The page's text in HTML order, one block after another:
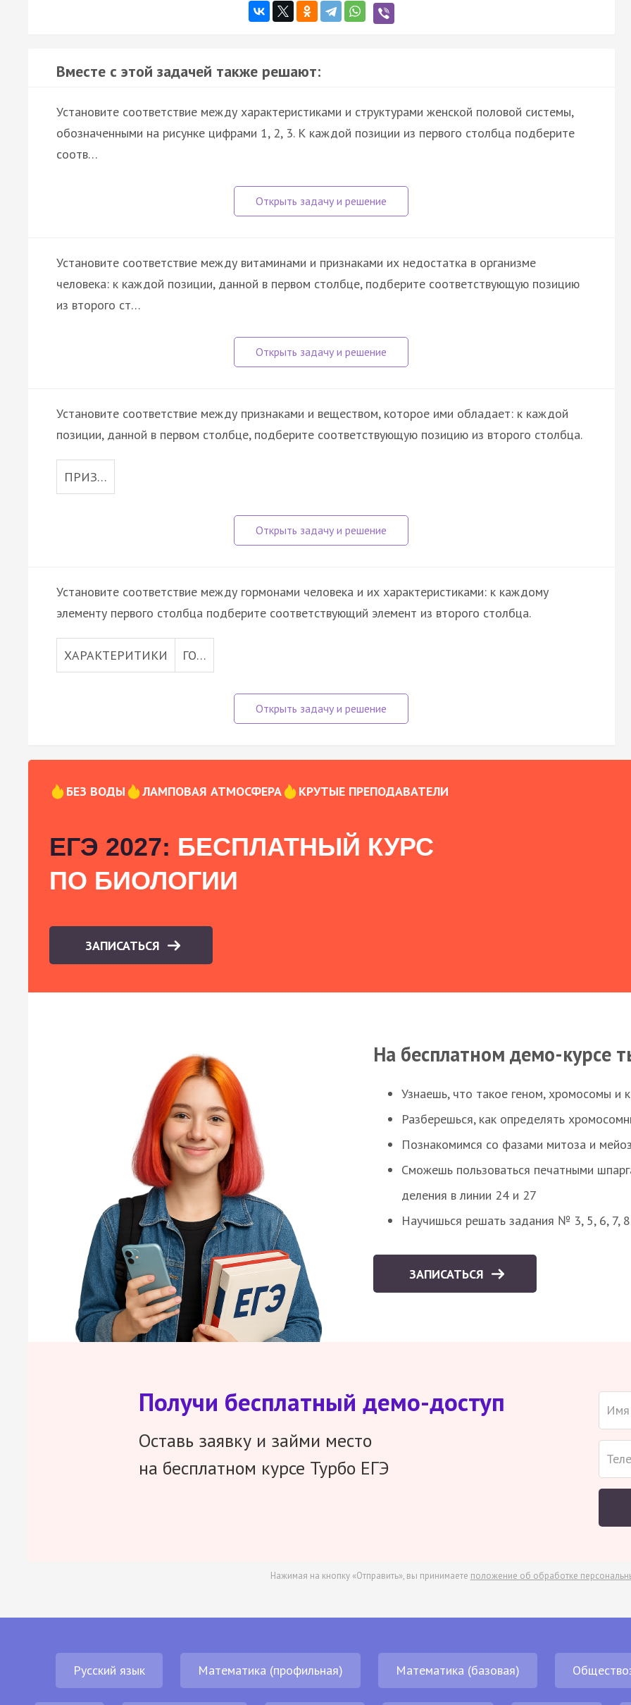
Вместе с этой задачей также решают:
Установите соответствие между характеристиками и структурами женской половой системы,
обозначенными на рисунке цифрами 1, 2, 3. К каждой позиции из первого столбца подберите
соотв…
Установите соответствие между витаминами и признаками их недостатка в организме
человека: к каждой позиции, данной в первом столбце, подберите соответствующую позицию
из второго ст…
Установите соответствие между признаками и веществом, которое ими обладает: к каждой
позиции, данной в первом столбце, подберите соответствующую позицию из второго столбца.
ПРИЗ…
Установите соответствие между гормонами человека и их характеристиками: к каждому
элементу первого столбца подберите соответствующий элемент из второго столбца.
ХАРАКТЕРИТИКИ ГО…
БЕЗ ВОДЫ ЛАМПОВАЯ АТМОСФЕРА КРУТЫЕ ПРЕПОДАВАТЕЛИ
ЕГЭ 2027: БЕСПЛАТНЫЙ КУРС
ПО БИОЛОГИИ
ЗАПИСАТЬСЯ
На бесплатном демо-курсе
Узнаешь, что такое геном, хромосомы и
Разберешься, как определять
Познакомимся со фазами митоза и
Сможешь пользоваться печатными
деления в линии 24 и 27
Научишься решать задания № 3, 5, 6, 7,
ЗАПИСАТЬСЯ
Получи бесплатный демо-доступ
Оставь заявку и займи место
на бесплатном курсе Турбо ЕГЭ
Нажимая на кнопку «Отправить», вы принимаете положение об обработке
Русский язык Математика (профильная) Математика (базовая)